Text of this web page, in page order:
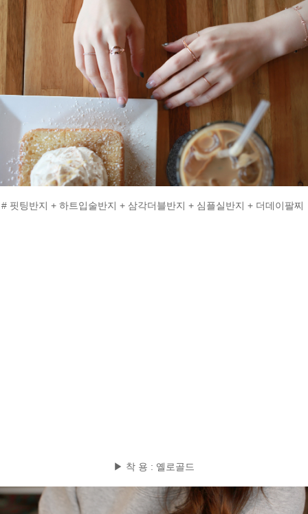
# 핏팅반지 + 하트입술반지 + 삼각더블반지 + 심플실반지 + 더데이팔찌
▶ 착 용 : 옐로골드